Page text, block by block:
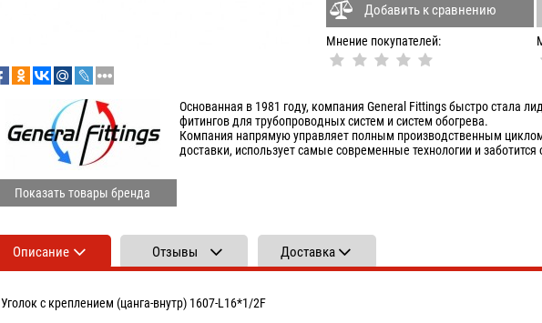
Добавить к сравнению
Мнение покупателей:
Показать товары бренда
Основанная в 1981 году, компания General Fittings быстро стала
фитингов для трубопроводных систем и систем обогрева.
Компания напрямую управляет полным производственным
доставки, использует самые современные технологии и заботится
Описание
Уголок с креплением (цанга-внутр) 1607-L16*1/2F
Отзывы Доставка